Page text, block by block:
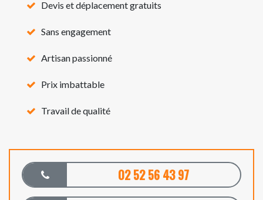
Devis et déplacement gratuits
Sans engagement
Artisan passionné
Prix imbattable
Travail de qualité
02 52 56 43 97